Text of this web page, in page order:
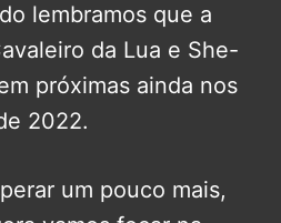
lembramos que a
da Lua e She-
próximas ainda nos
2022.
um pouco mais,